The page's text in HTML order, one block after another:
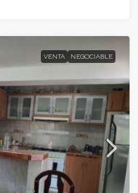
VENTA NEGOCIABLE